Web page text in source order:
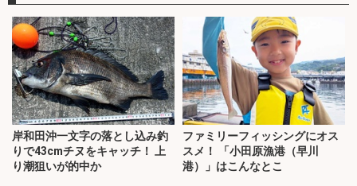
岸和田沖一文字の落とし込み釣
りで43cmチヌをキャッチ！ 上
り潮狙いが的中か
ファミリーフィッシングにオス
スメ！ 「小田原漁港（早川
港）」はこんなとこ